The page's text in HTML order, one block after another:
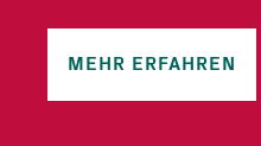
MEHR ERFAHREN